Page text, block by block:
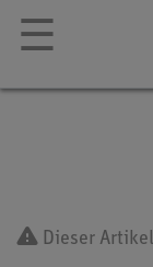
☰
Dieser